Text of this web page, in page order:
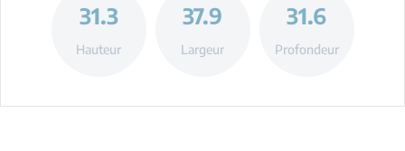
31.3
Hauteur
37.9
Largeur
31.6
Profondeur